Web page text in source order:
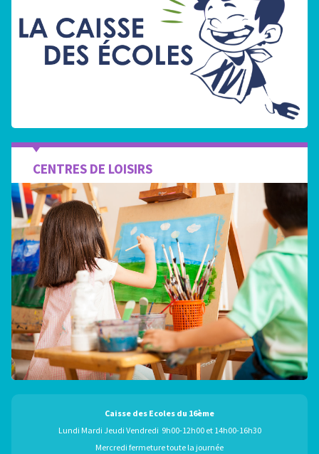
CENTRES DE LOISIRS
Caisse des Ecoles du 16ème
Lundi Mardi Jeudi Vendredi 9h00-12h00 et 14h00-16h30
Mercredi fermeture toute la journée